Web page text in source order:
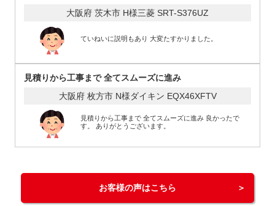
大阪府 茨木市 H様三菱 SRT-S376UZ
ていねいに説明もあり 大変たすかりました。
見積りから工事まで 全てスムーズに進み
大阪府 枚方市 N様ダイキン EQX46XFTV
見積りから工事まで 全てスムーズに進み 良かったで
す。 ありがとうございます。
お客様の声はこちら